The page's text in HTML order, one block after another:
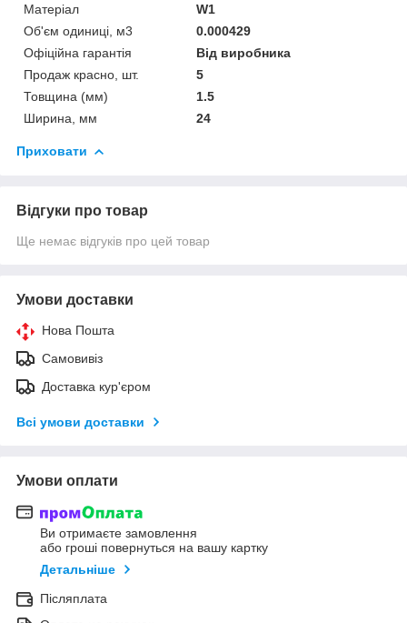
Матеріал
W1
Об'єм одиниці, м3
0.000429
Офіційна гарантія
Від виробника
Продаж красно, шт.
5
Товщина (мм)
1.5
Ширина, мм
24
Приховати
Відгуки про товар
Ще немає відгуків про цей товар
Умови доставки
Нова Пошта
Самовивіз
Доставка кур'єром
Всі умови доставки
Умови оплати
Ви отримаєте замовлення
або гроші повернуться на вашу картку
Детальніше
Післяплата